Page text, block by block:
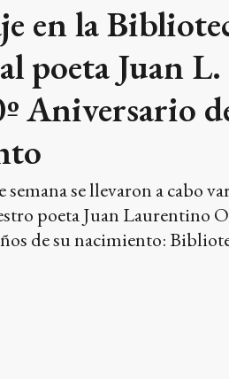
en la
poeta Juan
Aniversario
se llevaron a cabo
poeta Juan Laurentino
de su nacimiento:
Puerto Ruiz, Museo Quirós,